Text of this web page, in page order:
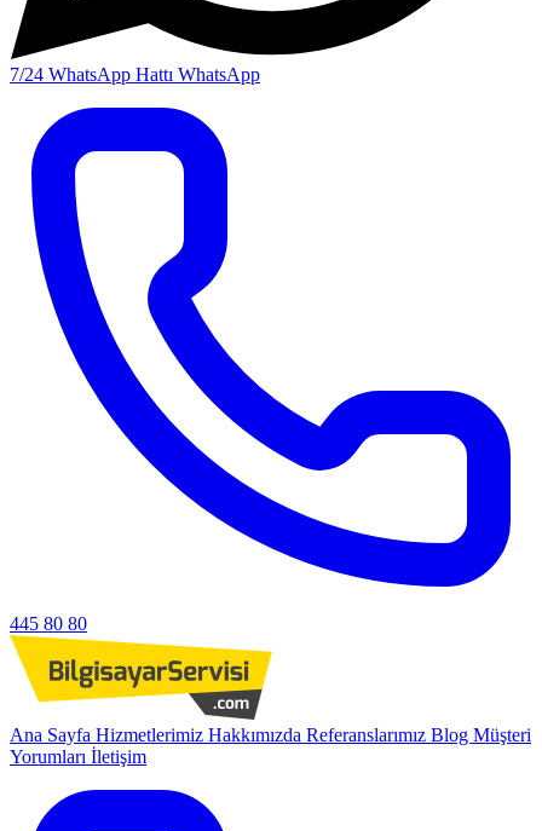
7/24 WhatsApp Hattı WhatsApp
445 80 80
Ana Sayfa Hizmetlerimiz Hakkımızda Referanslarımız Blog Müşteri
Yorumları İletişim